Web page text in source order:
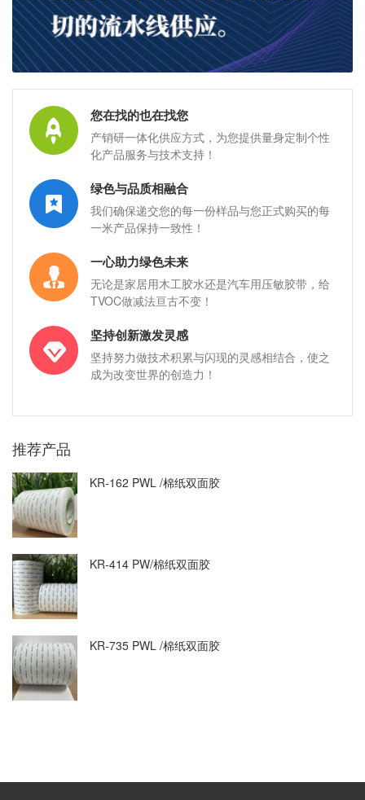
您在找的也在找您
产销研一体化供应方式，为您提供量身定制个性
化产品服务与技术支持！
绿色与品质相融合
我们确保递交您的每一份样品与您正式购买的每
一米产品保持一致性！
一心助力绿色未来
无论是家居用木工胶水还是汽车用压敏胶带，给
TVOC做减法亘古不变！
坚持创新激发灵感
坚持努力做技术积累与闪现的灵感相结合，使之
成为改变世界的创造力！
推荐产品
KR-162 PWL /棉纸双面胶
KR-414 PW/棉纸双面胶
KR-735 PWL /棉纸双面胶